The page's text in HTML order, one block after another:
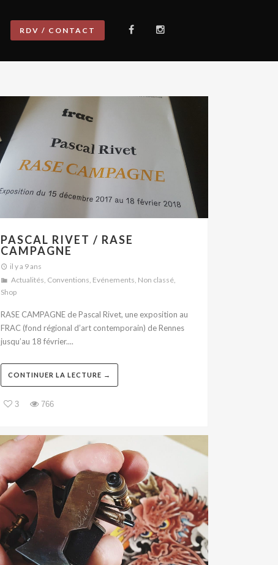
RDV / CONTACT
PASCAL RIVET / RASE
CAMPAGNE
il y a 9 ans
Actualités, Conventions, Evénements, Non classé,
Shop
RASE CAMPAGNE de Pascal Rivet, une exposition au
FRAC (fond régional d’art contemporain) de Rennes
jusqu’au 18 février....
CONTINUER LA LECTURE →
3 766